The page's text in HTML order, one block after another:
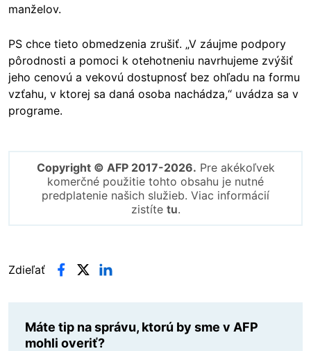
manželov.
PS chce tieto obmedzenia zrušiť. „V záujme podpory
pôrodnosti a pomoci k otehotneniu navrhujeme zvýšiť
jeho cenovú a vekovú dostupnosť bez ohľadu na formu
vzťahu, v ktorej sa daná osoba nachádza,“ uvádza sa v
programe.
Copyright © AFP 2017-2026. Pre akékoľvek
komerčné použitie tohto obsahu je nutné
predplatenie našich služieb. Viac informácií
zistíte tu.
Zdieľať
Máte tip na správu, ktorú by sme v AFP
mohli overiť?